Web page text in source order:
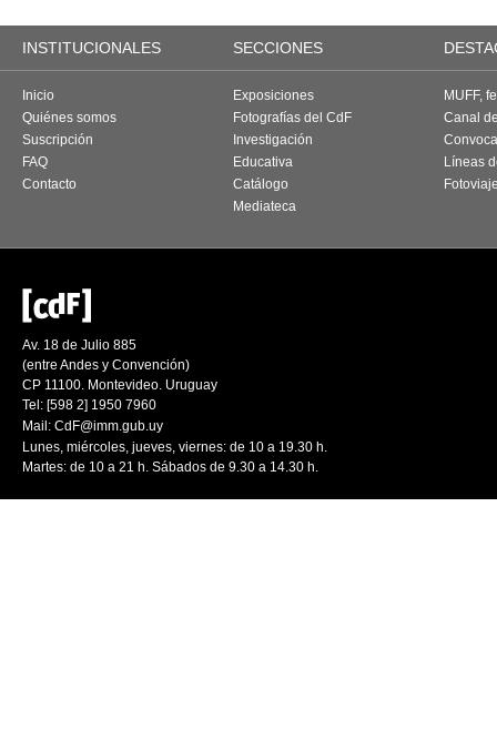
INSTITUCIONALES SECCIONES
Inicio
Quiénes somos
Suscripción
FAQ
Contacto
Exposiciones
Fotografías del CdF
Investigación
Educativa
Catálogo
Mediateca
MUFF,
Canal
Líneas
Av. 18 de Julio 885
(entre Andes y Convención)
CP 11100. Montevideo. Uruguay
Tel: [598 2] 1950 7960
Mail: CdF@imm.gub.uy
Lunes, miércoles, jueves, viernes: de 10 a 19.30 h.
Martes: de 10 a 21 h. Sábados de 9.30 a 14.30 h.